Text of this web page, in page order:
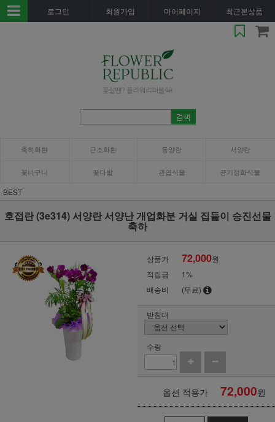
로그인 회원가입 마이페이지 최근본상품
축하화환 근조화환 동양란 서양란
꽃바구니 꽃다발 관엽식물 공기정화식물
BEST
호접란 (3e314) 서양란 서양난 개업화분 거실 집들이 승진선물
축하
상품가 72,000원
적립금
1%
배송비
(무료)
받침대
수량
옵션 적용가 72,000원